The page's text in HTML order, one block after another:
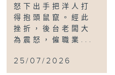
怒下出手把洋人打
得抱頭鼠竄。經此
挫折，後台老闆大
為震怒，僱職業...
25/07/2026